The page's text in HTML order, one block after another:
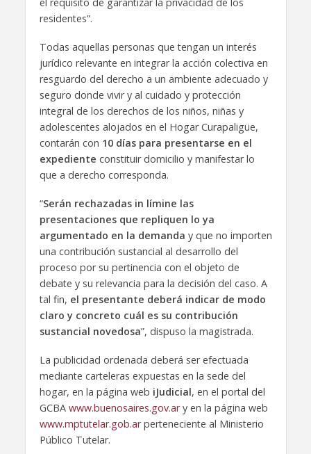
el requisito de garantizar la privacidad de los
residentes”.
Todas aquellas personas que tengan un interés
jurídico relevante en integrar la acción colectiva en
resguardo del derecho a un ambiente adecuado y
seguro donde vivir y al cuidado y protección
integral de los derechos de los niños, niñas y
adolescentes alojados en el Hogar Curapaligüe,
contarán con 10 días para presentarse en el
expediente constituir domicilio y manifestar lo
que a derecho corresponda.
“Serán rechazadas in límine las
presentaciones que repliquen lo ya
argumentado en la demanda y que no importen
una contribución sustancial al desarrollo del
proceso por su pertinencia con el objeto de
debate y su relevancia para la decisión del caso. A
tal fin, el presentante deberá indicar de modo
claro y concreto cuál es su contribución
sustancial novedosa”, dispuso la magistrada.
La publicidad ordenada deberá ser efectuada
mediante carteleras expuestas en la sede del
hogar, en la página web iJudicial, en el portal del
GCBA www.buenosaires.gov.ary en la página web
www.mptutelar.gob.arperteneciente al Ministerio
Público Tutelar.